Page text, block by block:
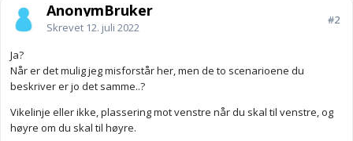
AnonymBruker
Skrevet 12. juli 2022
#2
Ja?
Når er det mulig jeg misforstår her, men de to scenarioene du
beskriver er jo det samme..?
Vikelinje eller ikke, plassering mot venstre når du skal til venstre, og
høyre om du skal til høyre.